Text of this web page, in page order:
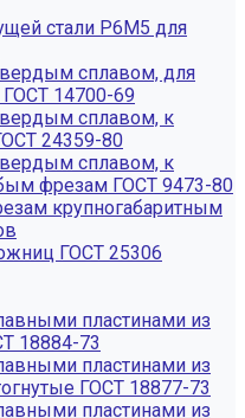
стали Р6М5 для
сплавом, для
14700-69
сплавом, к
24359-80
сплавом, к
фрезам ГОСТ 9473-80
крупногабаритным
ГОСТ 25306
пластинами из
18884-73
пластинами из
ГОСТ 18877-73
пластинами из